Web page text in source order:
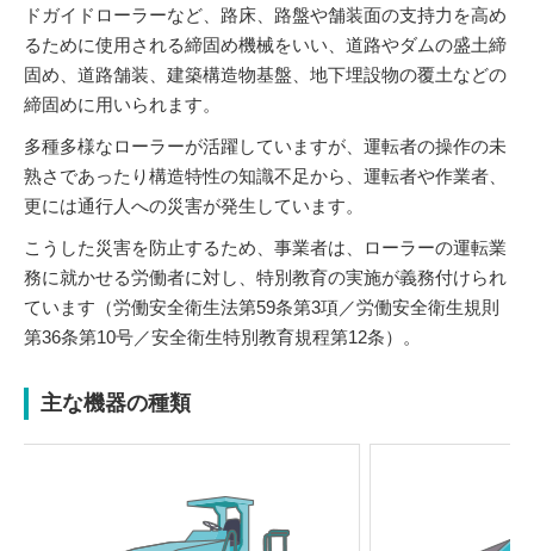
ドガイドローラーなど、路床、路盤や舗装面の支持力を高め
るために使用される締固め機械をいい、道路やダムの盛土締
固め、道路舗装、建築構造物基盤、地下埋設物の覆土などの
締固めに用いられます。
多種多様なローラーが活躍していますが、運転者の操作の未
熟さであったり構造特性の知識不足から、運転者や作業者、
更には通行人への災害が発生しています。
こうした災害を防止するため、事業者は、ローラーの運転業
務に就かせる労働者に対し、特別教育の実施が義務付けられ
ています（労働安全衛生法第59条第3項／労働安全衛生規則
第36条第10号／安全衛生特別教育規程第12条）。
主な機器の種類